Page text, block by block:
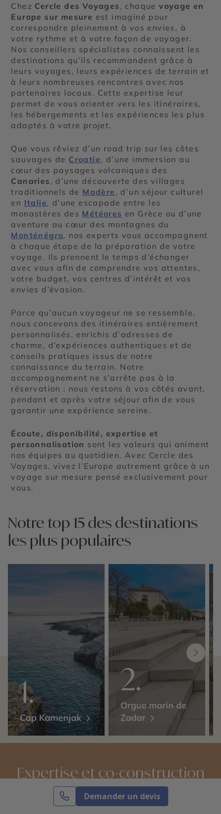
Demander un devis
Chez Cercle des Voyages, chaquevoyage en
Europe sur mesure est imaginé pour
correspondre pleinement à vos envies, à
votre rythme et à votre façon de voyager.
Nos conseillers spécialistes connaissent les
destinations qu’ils recommandent grâce à
leurs voyages, leurs expériences de terrain et
à leurs nombreuses rencontres avec nos
partenaires locaux. Cette expertise leur
permet de vous orienter vers les itinéraires,
les hébergements et les expériences les plus
adaptés à votre projet.
Que vous rêviez d’un road trip sur les côtes
sauvages de Croatie, d’une immersion au
cœur des paysages volcaniques des
Canaries, d’une découverte des villages
traditionnels de Madère , d’un séjour culturel
en Italie, d’une escapade entre les
monastères des Météores en Grèce ou d’une
aventure au cœur des montagnes du
Monténégro, nos experts vous accompagnent
à chaque étape de la préparation de votre
voyage. Ils prennent le temps d’échanger
avec vous afin de comprendre vos attentes,
votre budget, vos centres d’intérêt et vos
envies d’évasion.
Parce qu’aucun voyageur ne se ressemble,
nous concevons des itinéraires entièrement
personnalisés, enrichis d’adresses de
charme, d’expériences authentiques et de
conseils pratiques issus de notre
connaissance du terrain. Notre
accompagnement ne s’arrête pas à la
réservation : nous restons à vos côtés avant,
pendant et après votre séjour afin de vous
garantir une expérience sereine.
Écoute, disponibilité, expertise et
personnalisation sont les valeurs qui animent
nos équipes au quotidien. Avec Cercle des
Voyages, vivez l’Europe autrement grâce à un
voyage sur mesure pensé exclusivement pour
vous.
Notre top 15 des destinations
les plus populaires
Cap Kamenjak
Orgue marin de
Zadar
Expertise et co-construction